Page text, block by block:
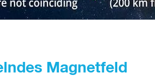
Magnetfeld